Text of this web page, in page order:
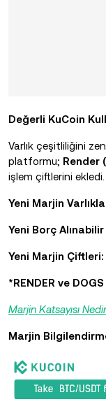
Değerli KuCoin
Varlık çeşitliliğini
platformu; Render
işlem çiftlerini ekledi.
Yeni Marjin
Yeni Borç Alınabilir
Yeni Marjin Çiftleri:
*RENDER ve
Marjin Katsayısı
Marjin